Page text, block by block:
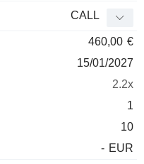
CALL
460,00 €
15/01/2027
2.2x
1
10
- EUR